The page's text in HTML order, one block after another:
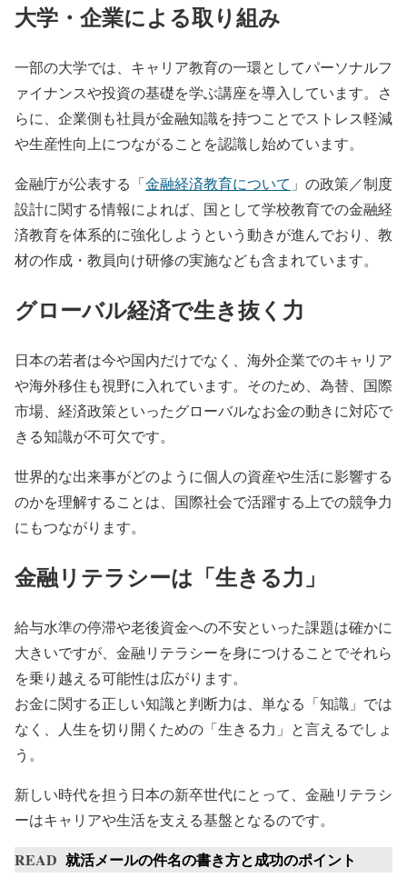
大学・企業による取り組み
一部の大学では、キャリア教育の一環としてパーソナルフ
ァイナンスや投資の基礎を学ぶ講座を導入しています。さ
らに、企業側も社員が金融知識を持つことでストレス軽減
や生産性向上につながることを認識し始めています。
金融庁が公表する「金融経済教育について 」の政策／制度
設計に関する情報によれば、国として学校教育での金融経
済教育を体系的に強化しようという動きが進んでおり、教
材の作成・教員向け研修の実施なども含まれています。
グローバル経済で生き抜く力
日本の若者は今や国内だけでなく、海外企業でのキャリア
や海外移住も視野に入れています。そのため、為替、国際
市場、経済政策といったグローバルなお金の動きに対応で
きる知識が不可欠です。
世界的な出来事がどのように個人の資産や生活に影響する
のかを理解することは、国際社会で活躍する上での競争力
にもつながります。
金融リテラシーは「生きる力」
給与水準の停滞や老後資金への不安といった課題は確かに
大きいですが、金融リテラシーを身につけることでそれら
を乗り越える可能性は広がります。
お金に関する正しい知識と判断力は、単なる「知識」では
なく、人生を切り開くための「生きる力」と言えるでしょ
う。
新しい時代を担う日本の新卒世代にとって、金融リテラシ
ーはキャリアや生活を支える基盤となるのです。
READ 就活メールの件名の書き方と成功のポイント